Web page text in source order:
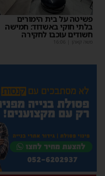
פשיטה על בית הימורים
בלתי חוקי באשדוד: חמישה
חשודים עוכבו לחקירה
משה קאהן 16:06